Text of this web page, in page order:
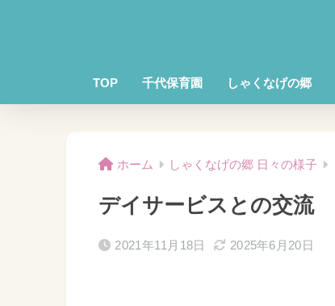
TOP 千代保育園 しゃくなげの郷
ホーム しゃくなげの郷 日々の様子
デイサービスとの交流
2021年11月18日 2025年6月20日